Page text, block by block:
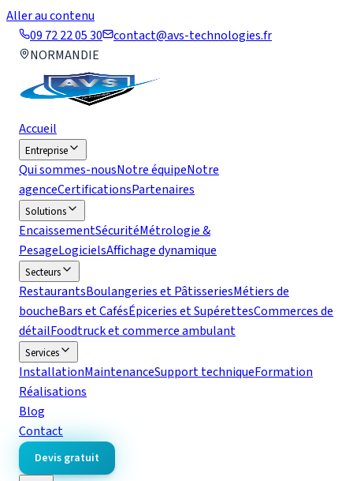
Aller au contenu
09 72 22 05 30
contact@avs-technologies.fr
NORMANDIE
Accueil
Entreprise
Qui sommes-nousNotre équipeNotre
agenceCertificationsPartenaires
Solutions
EncaissementSécuritéMétrologie &
PesageLogicielsAffichage dynamique
Secteurs
RestaurantsBoulangeries et PâtisseriesMétiers de
boucheBars et CafésÉpiceries et SupérettesCommerces de
détailFoodtruck et commerce ambulant
Services
InstallationMaintenanceSupport techniqueFormation
Réalisations
Blog
Contact
Devis gratuit